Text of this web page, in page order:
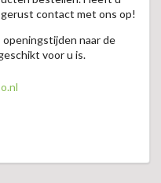
contact met ons op!
naar de
voor u is.